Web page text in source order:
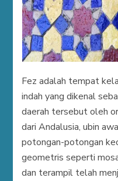
Fez adalah tempat
indah yang dikenal
daerah tersebut oleh
dari Andalusia, ubin
potongan-potongan
geometris seperti
dan terampil telah